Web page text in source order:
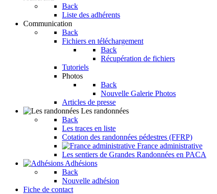
Back
Liste des adhérents
Communication
Back
Fichiers en téléchargement
Back
Récupération de fichiers
Tutoriels
Photos
Back
Nouvelle Galerie Photos
Articles de presse
Les randonnées
Back
Les traces en liste
Cotation des randonnées pédestres (FFRP)
France administrative
Les sentiers de Grandes Randonnées en PACA
Adhésions
Back
Nouvelle adhésion
Fiche de contact